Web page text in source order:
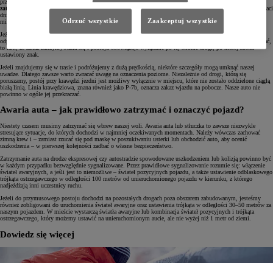
zatrzymywania się to dwie skrzyżowane linie.Znaki te mogą być dodatkowo opatrzone przypisami w postaci
dni obowiązywania (zakaz może nie dotyczyć weekendów) czy sugerowanego czasu zakazu (np. powyżej 10
minut).
Jeżeli zakaz nie obowiązuje na całej długości ulicy, znajdziemy pod nim strzałki w górę i w dół określające
odpowiednio początek i koniec strefy, w której nie wolno się zatrzymywać. To, o czym jeszcze warto pamiętać,
to fakt, że zakaz zatrzymywania się i postoju obowiązuje wyłącznie po tej stronie drogi, po której został
ustawiony znak.
Jeżeli znajdujemy się w trasie i podróżujemy z dużą prędkością, niektóre szczegóły mogą umknąć naszej
uwadze. Dlatego zawsze warto zwracać uwagę na oznaczenia poziome. Niezależnie od drogi, którą się
poruszamy, postój przy krawędzi jezdni jest możliwy wyłącznie w miejscu, które nie zostało oddzielone ciągłą
białą linią. Linia krawędziowa, znana również jako P-7b, oznacza zakaz wjazdu na pobocze. Nasze auto nie
powinno w ogóle jej przekraczać.
Awaria auta – jak prawidłowo zatrzymać i oznaczyć pojazd?
Niestety czasem musimy zatrzymać się wbrew naszej woli. Awaria auta lub stłuczka to zawsze niezwykle
stresujące sytuacje, do których dochodzi w najmniej oczekiwanych momentach. Należy wówczas zachować
zimną krew i – zamiast rzucać się pod maskę w poszukiwaniu usterki lub obchodzić auto, aby ocenić
uszkodzenia – w pierwszej kolejności zadbać o własne bezpieczeństwo.
Zatrzymanie auta na drodze ekspresowej czy autostradzie spowodowane uszkodzeniem lub kolizją powinno być
w każdym przypadku bezwzględnie sygnalizowane. Przez prawidłowe sygnalizowanie rozumie się: włączenie
świateł awaryjnych, a jeśli jest to niemożliwe – świateł pozycyjnych pojazdu, a także ustawienie odblaskowego
trójkąta ostrzegawczego w odległości 100 metrów od unieruchomionego pojazdu w kierunku, z którego
nadjeżdżają inni uczestnicy ruchu.
Jeżeli do przymusowego postoju dochodzi na pozostałych drogach poza obszarem zabudowanym, jesteśmy
również zobligowani do uruchomienia świateł awaryjne oraz ustawienia trójkąta w odległości 30–50 metrów za
naszym pojazdem. W mieście wystarczą światła awaryjne lub kombinacja świateł pozycyjnych i trójkąta
ostrzegawczego, który możemy ustawić na unieruchomionym aucie, ale nie wyżej niż 1 metr od ziemi.
Dowiedz się więcej
Odrzuć wszystkie Zaakceptuj wszystkie